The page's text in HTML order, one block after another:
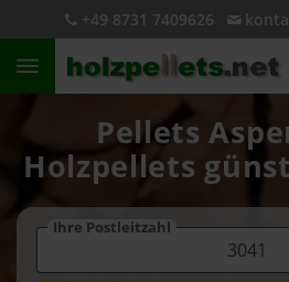
+49 8731 7409626
Pellets
Holzpellets
Ihre Postleitzahl